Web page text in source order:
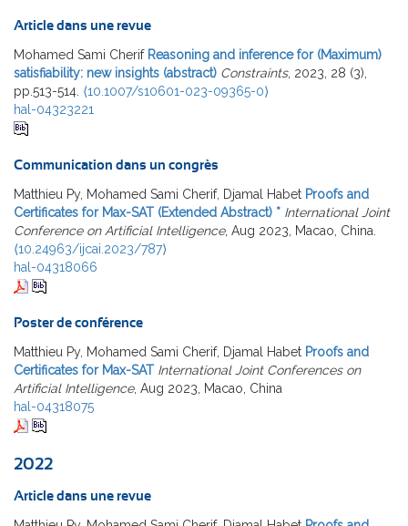
Article dans une revue
Mohamed Sami Cherif Reasoning and inference for (Maximum)
satisfiability: new insights (abstract) Constraints, 2023, 28 (3),
pp.513-514. ⟨10.1007/s10601-023-09365-0⟩
hal-04323221
Communication dans un congrès
Matthieu Py, Mohamed Sami Cherif, Djamal Habet Proofs and
Certificates for Max-SAT (Extended Abstract) * International Joint
Conference on Artificial Intelligence, Aug 2023, Macao, China.
⟨10.24963/ijcai.2023/787⟩
hal-04318066
Poster de conférence
Matthieu Py, Mohamed Sami Cherif, Djamal Habet Proofs and
Certificates for Max-SAT International Joint Conferences on
Artificial Intelligence, Aug 2023, Macao, China
hal-04318075
2022
Article dans une revue